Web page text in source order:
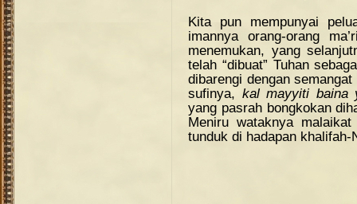
Kita pun mempunyai
imannya orang-orang
menemukan, yang
telah “dibuat” Tuhan
dibarengi dengan semangat
sufinya, kal mayyiti baina
yang pasrah bongkokan
Meniru wataknya
tunduk di hadapan khalifah-